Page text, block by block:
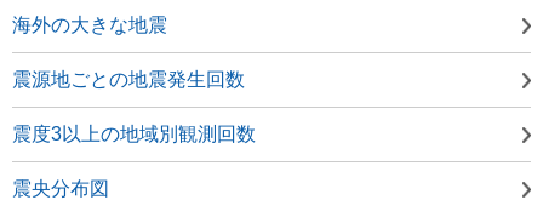
海外の大きな地震
震源地ごとの地震発生回数
震度3以上の地域別観測回数
震央分布図